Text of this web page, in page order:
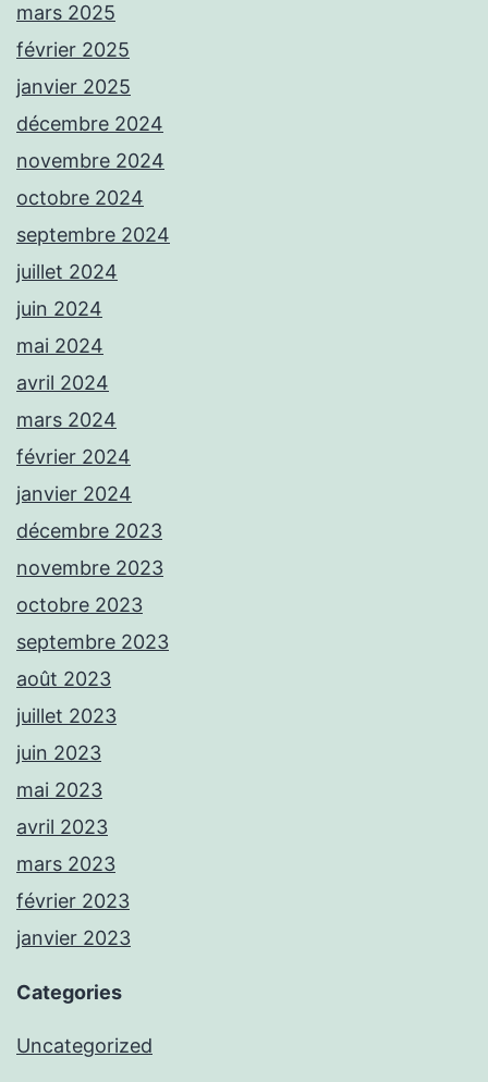
mars 2025
février 2025
janvier 2025
décembre 2024
novembre 2024
octobre 2024
septembre 2024
juillet 2024
juin 2024
mai 2024
avril 2024
mars 2024
février 2024
janvier 2024
décembre 2023
novembre 2023
octobre 2023
septembre 2023
août 2023
juillet 2023
juin 2023
mai 2023
avril 2023
mars 2023
février 2023
janvier 2023
Categories
Uncategorized